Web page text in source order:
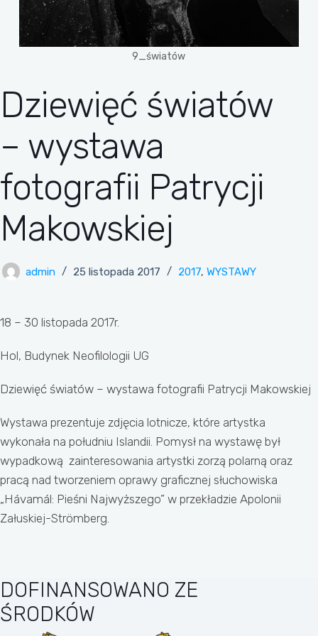
9_światów
Dziewięć światów
– wystawa
fotografii Patrycji
Makowskiej
admin 25 listopada 2017 2017, WYSTAWY
18 – 30 listopada 2017r.
Hol, Budynek Neofilologii UG
Dziewięć światów – wystawa fotografii Patrycji Makowskiej
Wystawa prezentuje zdjęcia lotnicze, które artystka
wykonała na południu Islandii. Pomysł na wystawę był
wypadkową zainteresowania artystki zorzą polarną oraz
pracą nad tworzeniem oprawy graficznej słuchowiska
„Hávamál: Pieśni Najwyższego” w przekładzie Apolonii
Załuskiej-Strömberg.
DOFINANSOWANO ZE
ŚRODKÓW